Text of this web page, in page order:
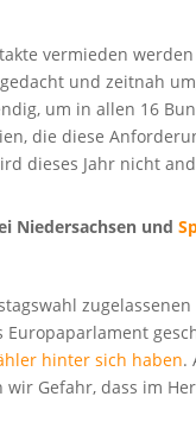
vermieden
und zeitnah
um in allen 16
die diese
dieses Jahr nicht
Niedersachsen und
hinter sich haben.
Gefahr, dass im